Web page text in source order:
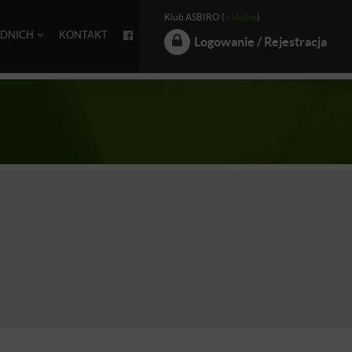
KONTAKT
Klub ASBIRO ( o klubie)
Logowanie / Rejestracja